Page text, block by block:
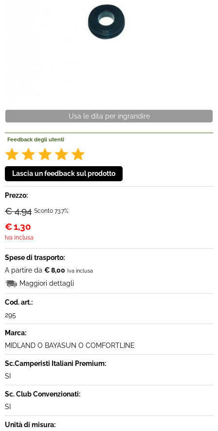
Nautica
Offerte Del mese
La nostra Officina
Veicoli Pronta consegna
Usa le dita per ingrandire
Feedback degli utenti
Prezzo:
€ 4,94 Sconto 73.7%
€1,30
Iva inclusa
Spese di trasporto:
A partire da € 8,00 Iva inclusa
Maggiori dettagli
Cod. art.:
295
Marca:
MIDLAND O BAYASUN O COMFORTLINE
Sc.Camperisti Italiani Premium:
SI
Sc. Club Convenzionati:
SI
Unità di misura: